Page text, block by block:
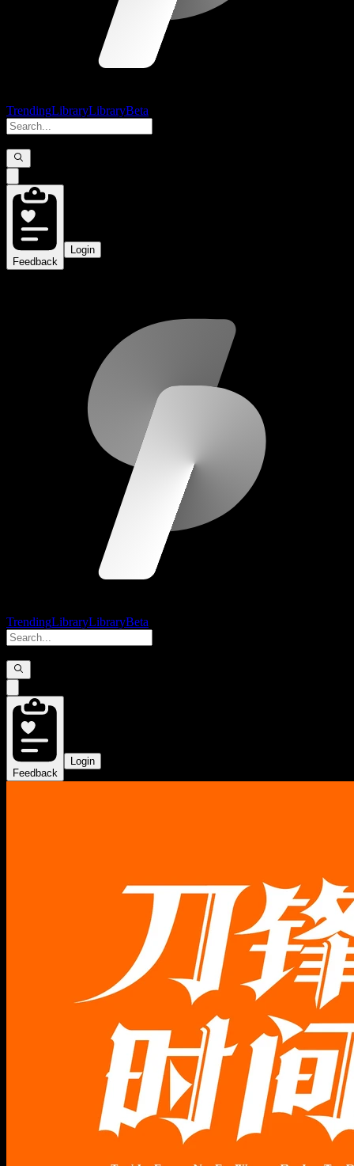
TrendingLibraryLibraryBeta
Feedback
Login
TrendingLibraryLibraryBeta
Feedback
Login